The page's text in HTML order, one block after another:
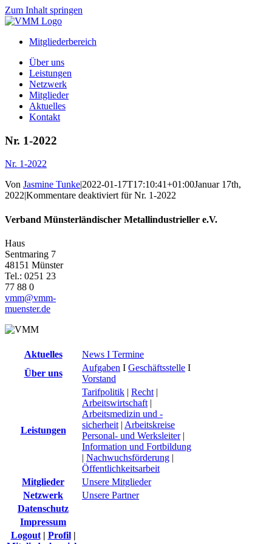
Zum Inhalt springen
Mitgliederbereich
Über uns
Leistungen
Netzwerk
Mitglieder
Aktuelles
Kontakt
Nr. 1-2022
Nr. 1-2022
Von Jasmine Tunke|2022-01-17T17:10:41+01:00Januar 17th,
2022|Kommentare deaktiviertfür Nr. 1-2022
Verband Münsterländischer Metallindustrieller e.V.
Haus
Sentmaring 7
48151 Münster
Tel.: 0251 23
77 88 0
vmm@vmm-
muenster.de
Aktuelles
News I Termine
Über uns
Aufgaben I Geschäftsstelle I
Vorstand
Leistungen
Tarifpolitik | Recht |
Arbeitswirtschaft |
Arbeitsmedizin und -
sicherheit | Arbeitskreise
Personal- und Werksleiter|
Information und Fortbildung
| Nachwuchsförderung |
Öffentlichkeitsarbeit
Mitglieder
Unsere Mitglieder
Netzwerk
Unsere Partner
Datenschutz
Impressum
Logout| Profil|